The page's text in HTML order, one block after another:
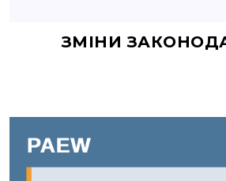
ЗМІНИ